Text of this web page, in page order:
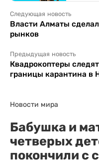
Следующая новость
Власти Алматы
рынков
Предыдущая новость
Квадрокоптеры
границы карантина в
Новости мира
Бабушка и
четверых
покончили с